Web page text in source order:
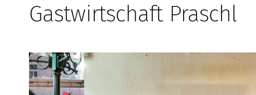
Gastwirtschaft Praschl